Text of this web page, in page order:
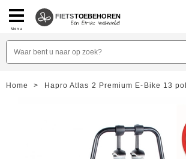
Menu
FIETSTOEBEHOREN
Home > Hapro Atlas 2 Premium E-Bike 13